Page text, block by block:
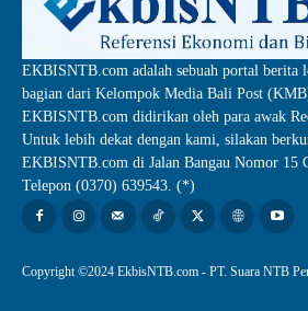
EKBISNTB.com adalah sebuah portal berita
bagian dari Kelompok Media Bali Post
EKBISNTB.com didirikan oleh para awak
Untuk lebih dekat dengan kami, silakan
EKBISNTB.com di Jalan Bangau Nomor 15
Telepon (0370) 639543. (*)
Copyright ©2024 EkbisNTB.com - PT. Suara NTB